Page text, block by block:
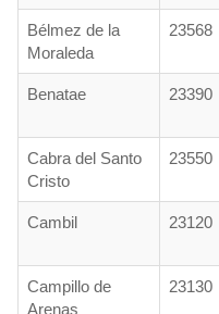
Bélmez de la
Moraleda
23568
Benatae 23390
Cabra del Santo
Cristo
23550
Cambil 23120
Campillo de
Arenas
23130